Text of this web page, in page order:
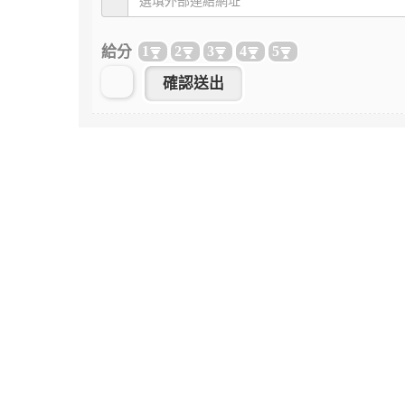
給分 1 2 3 4 5